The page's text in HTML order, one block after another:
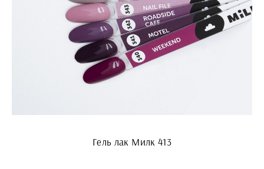
Гель лак Милк 413